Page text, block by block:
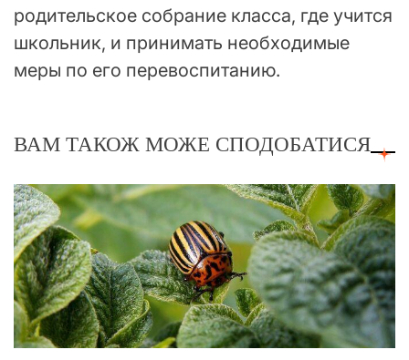
родительское собрание класса, где учится
школьник, и принимать необходимые
меры по его перевоспитанию.
ВАМ ТАКОЖ МОЖЕ СПОДОБАТИСЯ